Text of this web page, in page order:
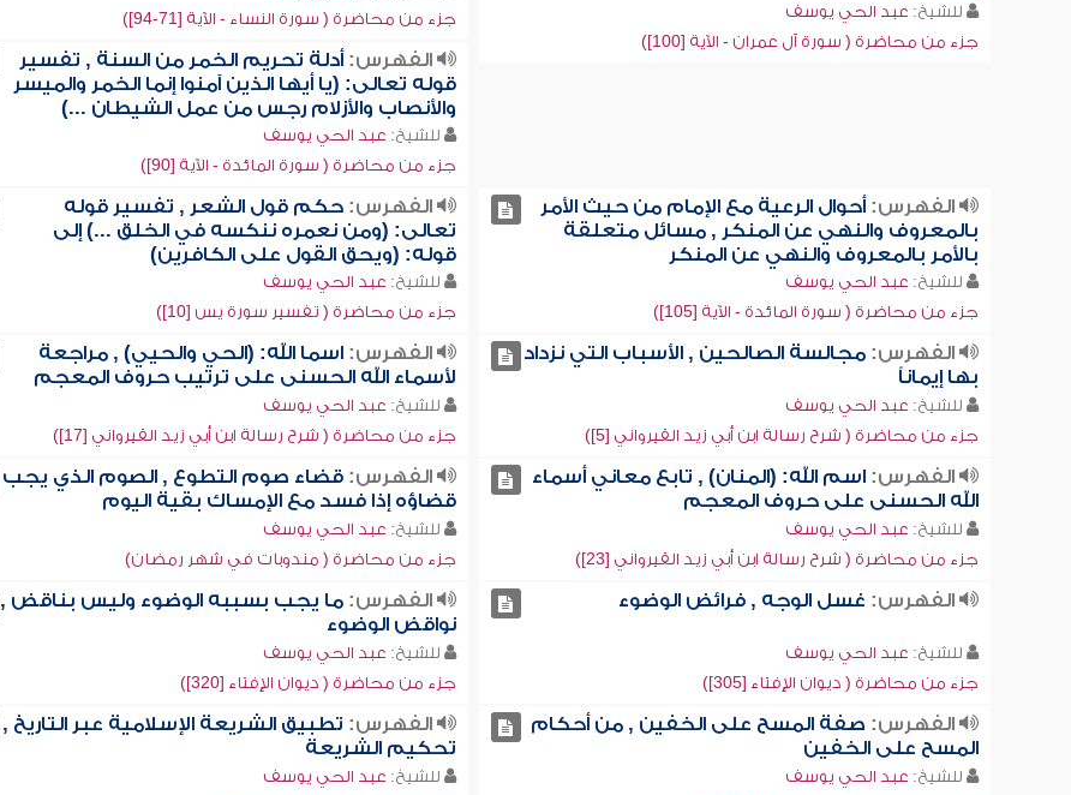
للشيخ: عبد الحي يوسف
جزء من محاضرة ( سورة آل عمران - الآية [100])
جزء من محاضرة ( سورة النساء - الآية [71-94])
الفهرس: أدلة تحريم الخمر من السنة , تفسير
قوله تعالى: (يا أيها الذين آمنوا إنما الخمر والميسر
والأنصاب والأزلام رجس من عمل الشيطان ...)
للشيخ: عبد الحي يوسف
جزء من محاضرة ( سورة المائدة - الآية [90])
الفهرس:أحوال الرعية مع الإمام من حيث الأمر
بالمعروف والنهي عن المنكر , مسائل متعلقة
بالأمر بالمعروف والنهي عن المنكر
للشيخ: عبد الحي يوسف
جزء من محاضرة ( سورة المائدة - الآية [105])
الفهرس: حكم قول الشعر , تفسير قوله
تعالى: (ومن نعمره ننكسه في الخلق ...) إلى
قوله: (ويحق القول على الكافرين)
للشيخ: عبد الحي يوسف
جزء من محاضرة ( تفسير سورة يس [10])
الفهرس:مجالسة الصالحين , الأسباب التي نزداد
بها إيماناً
للشيخ: عبد الحي يوسف
جزء من محاضرة ( شرح رسالة ابن أبي زيد القيرواني [5])
الفهرس: اسما الله: (الحي والحيي) , مراجعة
لأسماء الله الحسنى على ترتيب حروف المعجم
للشيخ: عبد الحي يوسف
جزء من محاضرة ( شرح رسالة ابن أبي زيد القيرواني [17])
الفهرس:اسم الله: (المنان) , تابع معاني أسماء
الله الحسنى على حروف المعجم
للشيخ: عبد الحي يوسف
جزء من محاضرة ( شرح رسالة ابن أبي زيد القيرواني [23])
الفهرس: قضاء صوم التطوع , الصوم الذي يجب
قضاؤه إذا فسد مع الإمساك بقية اليوم
للشيخ: عبد الحي يوسف
جزء من محاضرة ( مندوبات في شهر رمضان)
الفهرس: غسل الوجه , فرائض الوضوء
للشيخ: عبد الحي يوسف
جزء من محاضرة ( ديوان الإفتاء [305])
الفهرس: ما يجب بسببه الوضوء وليس بناقض ,
نواقض الوضوء
للشيخ: عبد الحي يوسف
جزء من محاضرة ( ديوان الإفتاء [320])
الفهرس: صفة المسح على الخفين , من أحكام
المسح على الخفين
للشيخ: عبد الحي يوسف
الفهرس: تطبيق الشريعة الإسلامية عبر التاريخ ,
تحكيم الشريعة
للشيخ: عبد الحي يوسف